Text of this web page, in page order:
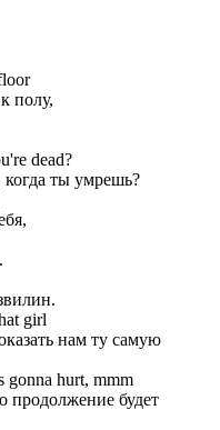
полу,
dead?
когда ты умрешь?
girl
нам ту самую
gonna hurt, mmm
продолжение будет